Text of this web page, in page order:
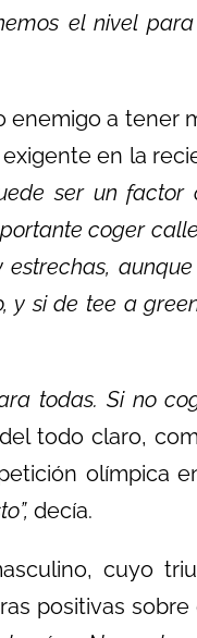
el nivel para
enemigo a tener
en la
ser un factor
coger
y si de tee a
todas. Si no
todo claro,
olímpica
decía.
cuyo
positivas sobre